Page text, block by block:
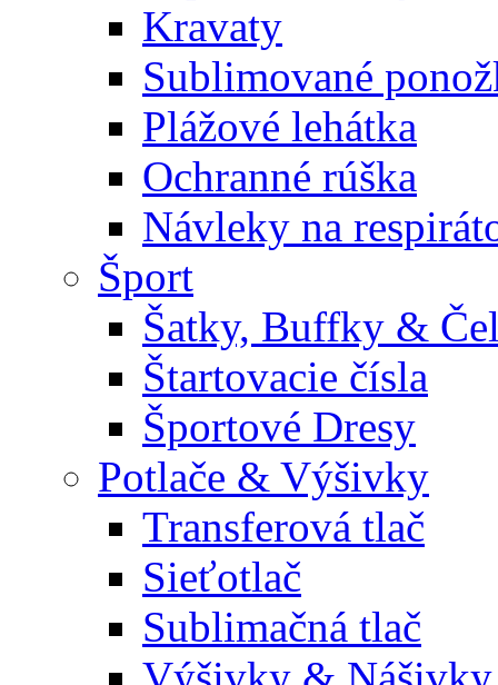
Kravaty
Sublimované
Plážové lehátka
Ochranné rúška
Návleky na
Šport
Šatky, Buffky &
Štartovacie čísla
Športové Dresy
Potlače & Výšivky
Transferová tlač
Sieťotlač
Sublimačná tlač